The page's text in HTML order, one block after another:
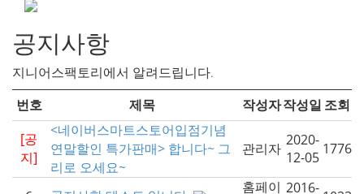
공지사항
지니어스팩토리에서 알려드립니다.
번호
제목 작성자작성일 조회
[공
지]
<네이버스마트스토어입점기념
연말할인 특가판매> 합니다~ 그
리로 오세요~
관리자 2020-
12-05 1776
홈페이 2016-